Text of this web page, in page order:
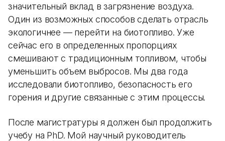
значительный вклад в загрязнение воздуха.
Один из возможных способов сделать отрасль
экологичнее — перейти на биотопливо. Уже
сейчас его в определенных пропорциях
смешивают с традиционным топливом, чтобы
уменьшить объем выбросов. Мы два года
исследовали биотопливо, безопасность его
горения и другие связанные с этим процессы.
После магистратуры я должен был продолжить
учебу на PhD. Мой научный руководитель